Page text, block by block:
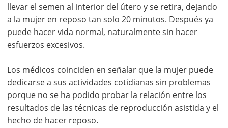
llevar el semen al interior del útero y se retira, dejando
a la mujer en reposo tan solo 20 minutos. Después ya
puede hacer vida normal, naturalmente sin hacer
esfuerzos excesivos.
Los médicos coinciden en señalar que la mujer puede
dedicarse a sus actividades cotidianas sin problemas
porque no se ha podido probar la relación entre los
resultados de las técnicas de reproducción asistida y el
hecho de hacer reposo.